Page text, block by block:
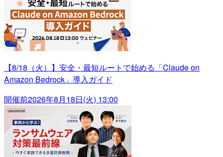
【8/18（火）】安全・最短ルートで始める「Claude on
Amazon Bedrock」導入ガイド
開催前2026年8月18日(火) 13:00